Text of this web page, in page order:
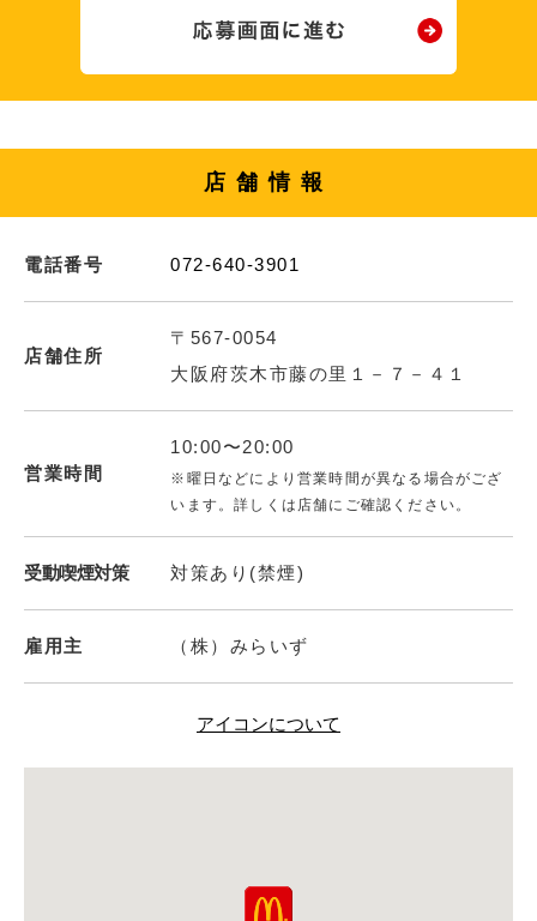
店舗情報
電話番号 072-640-3901
店舗住所
〒567-0054
大阪府茨木市藤の里１－７－４１
営業時間
10:00〜20:00
※曜日などにより営業時間が異なる場合がござ
います。詳しくは店舗にご確認ください。
受動喫煙対策 対策あり(禁煙)
雇用主 （株）みらいず
アイコンについて